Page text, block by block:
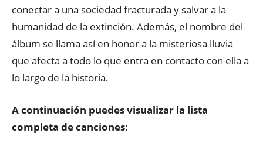
conectar a una sociedad fracturada y salvar a la
humanidad de la extinción. Además, el nombre del
álbum se llama así en honor a la misteriosa lluvia
que afecta a todo lo que entra en contacto con ella a
lo largo de la historia.
A continuación puedes visualizar la lista
completa de canciones: